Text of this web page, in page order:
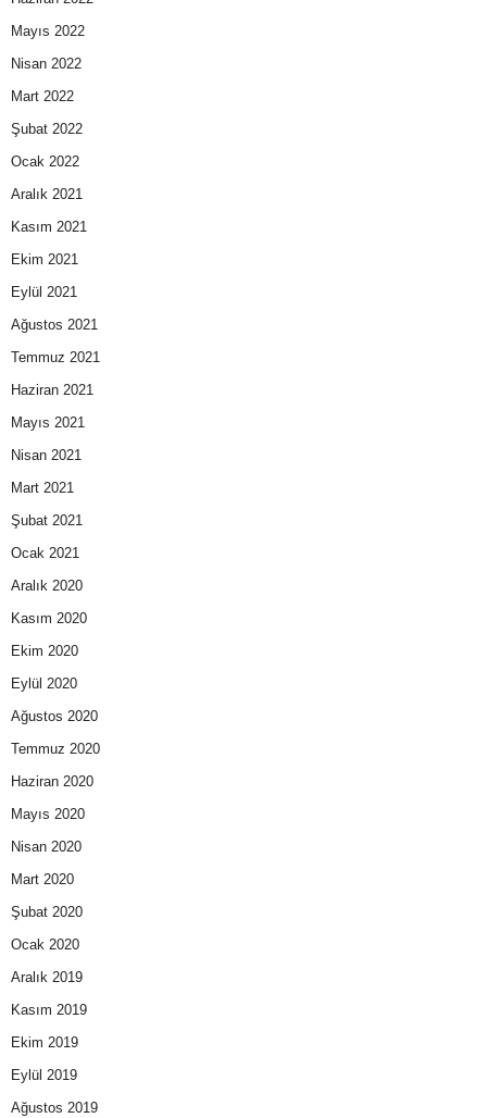
Mayıs 2022
Nisan 2022
Mart 2022
Şubat 2022
Ocak 2022
Aralık 2021
Kasım 2021
Ekim 2021
Eylül 2021
Ağustos 2021
Temmuz 2021
Haziran 2021
Mayıs 2021
Nisan 2021
Mart 2021
Şubat 2021
Ocak 2021
Aralık 2020
Kasım 2020
Ekim 2020
Eylül 2020
Ağustos 2020
Temmuz 2020
Haziran 2020
Mayıs 2020
Nisan 2020
Mart 2020
Şubat 2020
Ocak 2020
Aralık 2019
Kasım 2019
Ekim 2019
Eylül 2019
Ağustos 2019